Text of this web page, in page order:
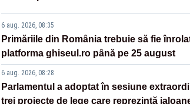
6 aug. 2026, 08:35
Primăriile din România trebuie să fie
platforma ghiseul.ro până pe 25 august
6 aug. 2026, 08:28
Parlamentul a adoptat în sesiune
trei proiecte de lege care reprezintă